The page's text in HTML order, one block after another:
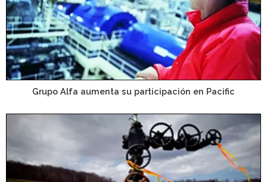
Grupo Alfa aumenta su participación en Pacific